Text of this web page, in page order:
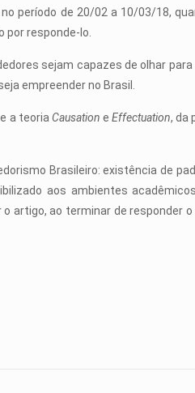
período de 20/02 a 10/03/18,
responde-lo.
sejam capazes de olhar
empreender no Brasil.
a teoria Causation e Effectuation, da
Brasileiro: existência de
aos ambientes
artigo, ao terminar de responder